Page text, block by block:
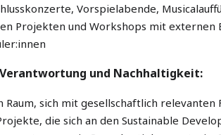
Vorspielabende,
Projekten und Workshops mit externen
Verantwortung und Nachhaltigkeit:
Raum, sich mit gesellschaftlich relevanten
die sich an den Sustainable